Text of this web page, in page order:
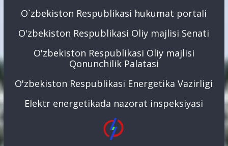
O`zbekiston Respublikasi hukumat portali
O'zbekiston Respublikasi Oliy majlisi Senati
O'zbekiston Respublikasi Oliy majlisi
Qonunchilik Palatasi
O'zbekiston Respublikasi Energetika Vazirligi
Elektr energetikada nazorat inspeksiyasi